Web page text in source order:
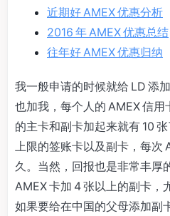
近期好 AMEX 优惠分析
2016 年 AMEX 优惠总结
往年好 AMEX 优惠归纳
我一般申请的时候就给 LD 添
也加我，每个人的 AMEX 信
的主卡和副卡加起来就有 10
上限的签账卡以及副卡，每次
久。当然，回报也是非常丰厚
AMEX 卡加 4 张以上的副卡，
如果要给在中国的父母添加副